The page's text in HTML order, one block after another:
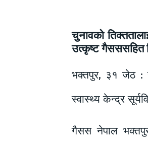
चुनावको
उत्कृष्ट गैसससहित
भक्तपुर, ३१ जेठ :
स्वास्थ्य केन्द्र
गैसस नेपाल